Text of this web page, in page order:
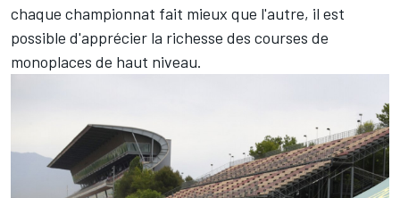
chaque championnat fait mieux que l'autre, il est
possible d'apprécier la richesse des courses de
monoplaces de haut niveau.